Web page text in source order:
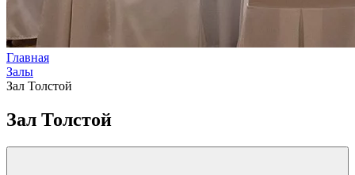
Главная
Залы
Зал Толстой
Зал Толстой